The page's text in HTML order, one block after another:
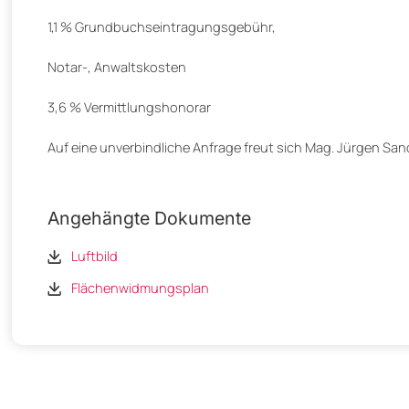
1,1 % Grundbuchseintragungsgebühr,
Notar-, Anwaltskosten
3,6 % Vermittlungshonorar
Auf eine unverbindliche Anfrage freut sich Mag. Jürgen
Angehängte Dokumente
Luftbild
Flächenwidmungsplan